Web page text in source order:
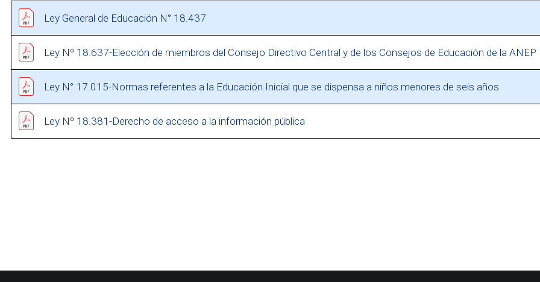
Ley General de Educación N° 18.437
Ley Nº 18.637-Elección de miembros del Consejo Directivo Central y de los Consejos de Educación de la ANEP
Ley N° 17.015-Normas referentes a la Educación Inicial que se dispensa a niños menores de seis años
Ley Nº 18.381-Derecho de acceso a la información pública